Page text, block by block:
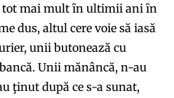
tot mai mult ȋn ultimii ani ȋn
dus, altul cere voie să iasă
unii butonează cu
Unii mănâncă, n-au
ţinut după ce s-a sunat,